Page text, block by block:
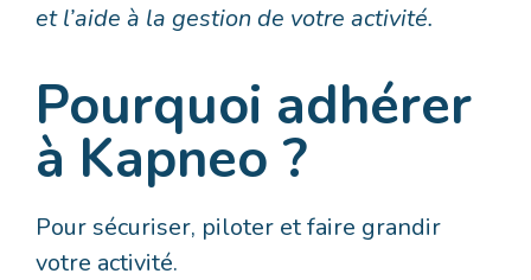
et l’aide à la gestion de votre activité.
Pourquoi adhérer
à Kapneo ?
Pour sécuriser, piloter et faire grandir
votre activité.